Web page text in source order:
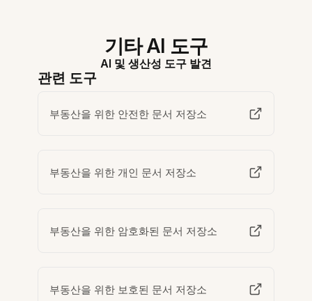
기타 AI 도구
AI 및 생산성 도구 발견
관련 도구
부동산을 위한 안전한 문서 저장소
부동산을 위한 개인 문서 저장소
부동산을 위한 암호화된 문서 저장소
부동산을 위한 보호된 문서 저장소